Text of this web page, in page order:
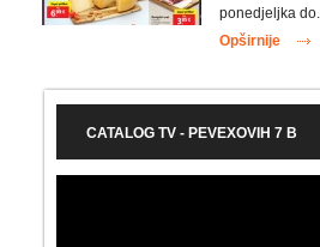
ponedjeljka do...
Opširnije
CATALOG TV - PEVEXOVIH 7 B